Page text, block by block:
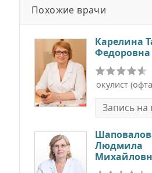
Похожие врачи
Карелина
Федоровна
окулист
Запись на
Людмила